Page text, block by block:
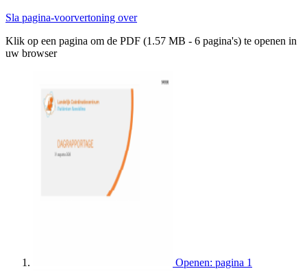
Sla pagina-voorvertoning over
Klik op een pagina om de PDF (1.57 MB - 6 pagina's) te openen in
uw browser
Openen: pagina 1